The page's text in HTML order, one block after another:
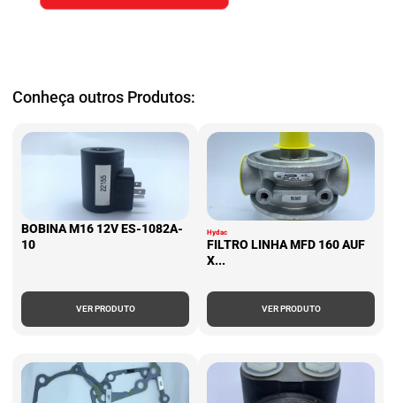
Conheça outros Produtos:
BOBINA M16 12V ES-1082A-
10
VER PRODUTO
Hydac
FILTRO LINHA MFD 160 AUF
X...
VER PRODUTO